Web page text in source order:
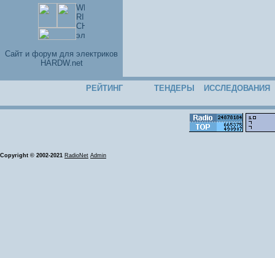
Cайт и форум для электриков
HARDW.net
РЕЙТИНГ ТЕНДЕРЫ ИССЛЕДОВАНИЯ
Copyright © 2002-2021 RadioNet Admin